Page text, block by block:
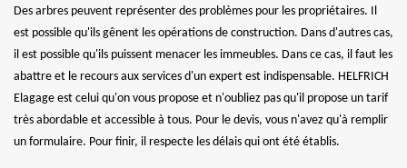
Des arbres peuvent représenter des problèmes pour les propriétaires. Il
est possible qu'ils gênent les opérations de construction. Dans d'autres cas,
il est possible qu'ils puissent menacer les immeubles. Dans ce cas, il faut les
abattre et le recours aux services d'un expert est indispensable. HELFRICH
Elagage est celui qu'on vous propose et n'oubliez pas qu'il propose un tarif
très abordable et accessible à tous. Pour le devis, vous n'avez qu'à remplir
un formulaire. Pour finir, il respecte les délais qui ont été établis.